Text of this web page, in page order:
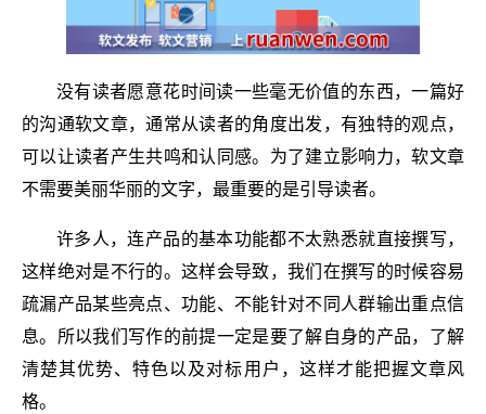
没有读者愿意花时间读一些毫无价值的东西，一篇好
的沟通软文章，通常从读者的角度出发，有独特的观点，
可以让读者产生共鸣和认同感。为了建立影响力，软文章
不需要美丽华丽的文字，最重要的是引导读者。
许多人，连产品的基本功能都不太熟悉就直接撰写，
这样绝对是不行的。这样会导致，我们在撰写的时候容易
疏漏产品某些亮点、功能、不能针对不同人群输出重点信
息。所以我们写作的前提一定是要了解自身的产品，了解
清楚其优势、特色以及对标用户，这样才能把握文章风
格。